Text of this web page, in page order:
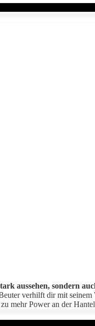
aussehen, sondern
verhilft dir mit seinem
mehr Power an der